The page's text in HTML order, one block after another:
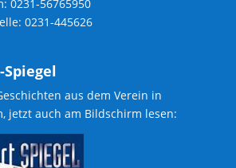
0231-56765950
0231-445626
aus dem Verein in
jetzt auch am Bildschirm lesen: